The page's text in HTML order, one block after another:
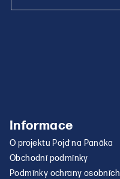
Informace
O projektu Pojď na Panáka
Obchodní podmínky
Podmínky ochrany osobních